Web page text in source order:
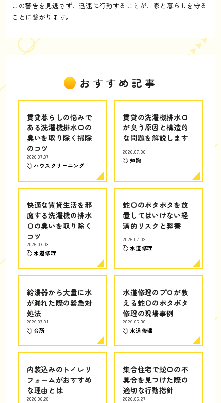
この警告を見逃さず、迅速に行動することが、家と暮らしを守る
ことに繋がります。
おすすめ記事
賃貸暮らしの悩みで
ある洗濯機排水口の
臭いを取り除く掃除
のコツ
2026.07.07
ハウスクリーニング
賃貸の洗濯機排水口
が臭う原因と構造的
な問題を解説します
2026.07.06
知識
快適な賃貸生活を邪
魔する洗濯機の排水
口の臭いを取り除く
コツ
2026.07.03
水道修理
蛇口のポタポタを放
置してはいけない経
済的リスクと弊害
2026.07.02
水道修理
給湯器から大量に水
が漏れた際の緊急対
処法
2026.07.01
台所
水道修理のプロが教
える蛇口のポタポタ
修理の現場事例
2026.06.30
水道修理
内装込みのトイレリ
フォームがおすすめ
な理由とは
2026.06.28
集合住宅で蛇口の不
具合を見つけた際の
適切な行動指針
2026.06.27